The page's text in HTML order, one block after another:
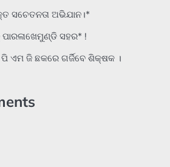
ସଚେତନତା ଅଭିଯାନ।*
ପାରଳାଖେମୁଣ୍ଡି ସହର* !
ପି ଏମ ଜି ଛକରେ ଗର୍ଜିବେ ଶିକ୍ଷକ ।